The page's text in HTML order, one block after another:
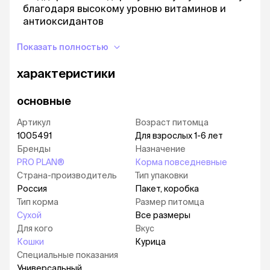
благодаря высокому уровню витаминов и
антиоксидантов
сбалансированный состав минералов для
подвижности
Корм сухой для кошек PRO PLAN® RENAL PLUS
полюбившийся PRO PLAN® Original OptiRenal с
новым названием, но с прежним составом и
качеством.
Рационы PRO PLAN® разработаны на основе
современных научных достижений и
рекомендованы ветеринарными
специалистами*.
Московская ветеринарная академия им. К. И.
Скрябина признаёт экспертизу компании
«Нестле» в области кормления домашних
животных.
Показать полностью
характеристики
основные
Артикул
1005491
Бренды
PRO PLAN®
Страна-производитель
Россия
Тип корма
Сухой
Для кого
Кошки
Специальные показания
Возраст питомца
Для взрослых 1-6 лет
Назначение
Корма повседневные
Тип упаковки
Пакет, коробка
Размер питомца
Все размеры
Вкус
Курица